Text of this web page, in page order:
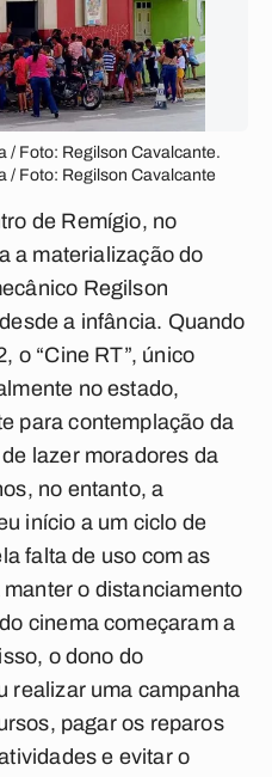
/ Foto: Regilson Cavalcante.
/ Foto: Regilson Cavalcante
de Remígio, no
a materialização do
Regilson
a infância. Quando
o “Cine RT”, único
no estado,
para contemplação da
lazer moradores da
no entanto, a
início a um ciclo de
falta de uso com as
o distanciamento
cinema começaram a
o dono do
realizar uma campanha
pagar os reparos
e evitar o